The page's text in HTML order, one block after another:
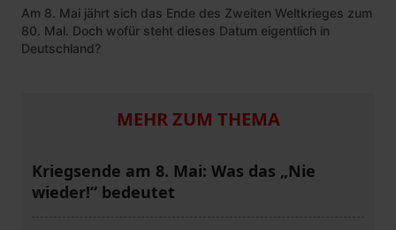
Am 8. Mai jährt sich das Ende des Zweiten Weltkrieges zum
80. Mal. Doch wofür steht dieses Datum eigentlich in
Deutschland?
MEHR ZUM THEMA
Kriegsende am 8. Mai: Was das „Nie
wieder!“ bedeutet